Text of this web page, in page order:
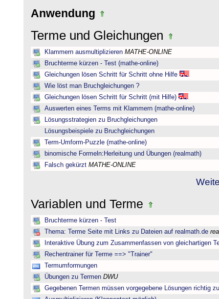
Anwendung
Terme und Gleichungen
Klammern ausmultiplizieren MATHE-ONLINE
Bruchterme kürzen - Test (mathe-online)
Gleichungen lösen Schritt für Schritt ohne Hilfe
Wie löst man Bruchgleichungen ?
Gleichungen lösen Schritt für Schritt (mit Hilfe)
Auswerten eines Terms mit Klammern (mathe-online)
Lösungsstrategien zu Bruchgleichungen
Lösungsbeispiele zu Bruchgleichungen
Term-Umform-Puzzle (mathe-online)
binomische Formeln:Herleitung und Übungen (realmath)
Falsch gekürzt MATHE-ONLINE
Variablen und Terme
Bruchterme kürzen - Test
Thema: Terme Seite mit Links zu Dateien auf realmath.de
Interaktive Übung zum Zusammenfassen von gleichartigen
Rechentrainer für Terme ==> "Trainer"
Termumformungen
Übungen zu Termen DWU
Gegebenen Termen müssen vorgegebene Lösungen richtig